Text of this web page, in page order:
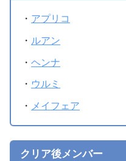
・ アプリコ
・ ルアン
・ヘンナ
・ ウルミ
・ メイフェア
クリア後メンバー